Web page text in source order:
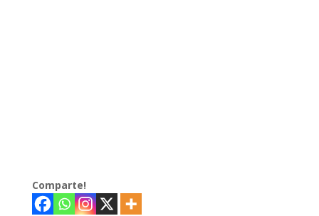
Comparte!